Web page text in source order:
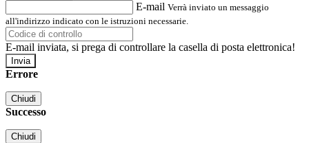
E-mail Verrà inviato un messaggio
all'indirizzo indicato con le istruzioni necessarie.
E-mail inviata, si prega di controllare la casella di posta elettronica!
Errore
Chiudi
Successo
Chiudi